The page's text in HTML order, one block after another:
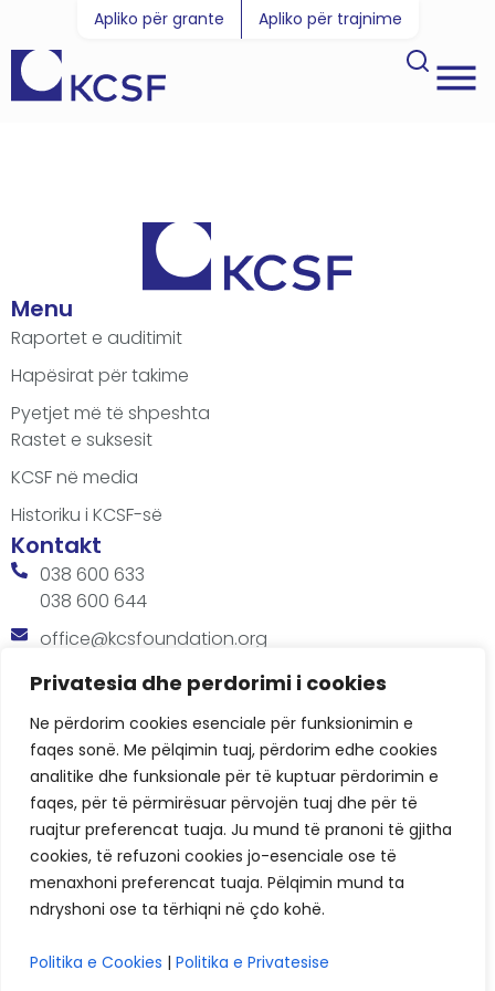
Privatesia dhe perdorimi i cookies
Ne përdorim cookies esenciale për funksionimin e
faqes sonë. Me pëlqimin tuaj, përdorim edhe cookies
analitike dhe funksionale për të kuptuar përdorimin e
faqes, për të përmirësuar përvojën tuaj dhe për të
ruajtur preferencat tuaja. Ju mund të pranoni të gjitha
cookies, të refuzoni cookies jo-esenciale ose të
menaxhoni preferencat tuaja. Pëlqimin mund ta
ndryshoni ose ta tërhiqni në çdo kohë.
Politika e Cookies | Politika e Privatesise
Apliko për grante Apliko për trajnime
Menu
Raportet e auditimit
Hapësirat për takime
Pyetjet më të shpeshta
Rastet e suksesit
KCSF në media
Historiku i KCSF-së
Kontakt
038 600 633
038 600 644
office@kcsfoundation.org
Besa Imami, Lam A, H1, Kat.12, nr. 65-1, Lakrishtë,
Orari
8:00 AM - 4:00 PM
KCSF © 2026
Politikat e Privatësisë